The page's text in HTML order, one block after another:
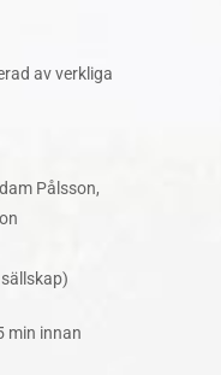
av verkliga
Pålsson,
min innan